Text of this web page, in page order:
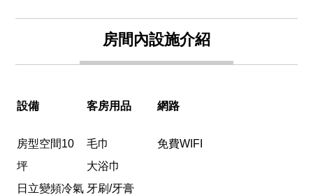
房間內設施介紹
設備
房型空間10
坪
日立變頻冷氣
客房用品
毛巾
大浴巾
牙刷/牙膏
網路
免費WIFI